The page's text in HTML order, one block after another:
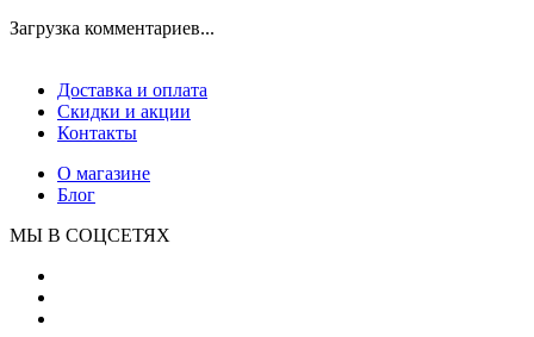
Загрузка комментариев...
Доставка и оплата
Скидки и акции
Контакты
О магазине
Блог
МЫ В СОЦСЕТЯХ